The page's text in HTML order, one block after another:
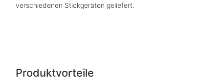
verschiedenen Stickgeräten geliefert.
Produktvorteile